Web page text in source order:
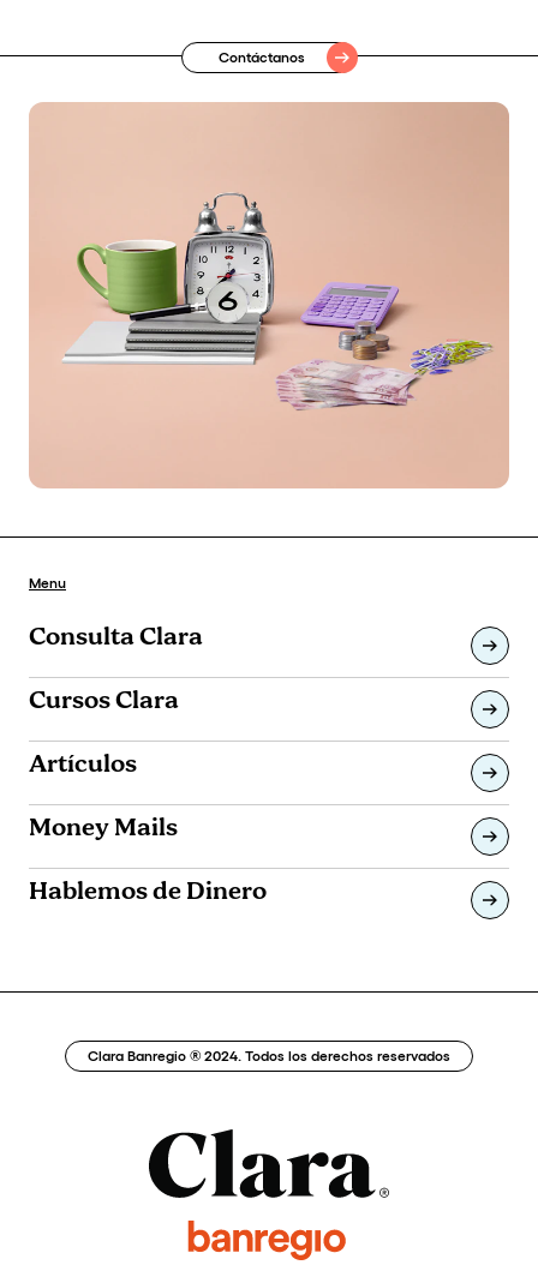
Contáctanos
Menu
Consulta Clara
Cursos Clara
Artículos
Money Mails
Hablemos de Dinero
Clara Banregio ® 2024. Todos los derechos reservados